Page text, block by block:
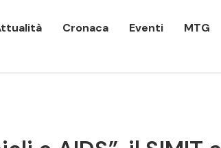
Cronaca Eventi MTG